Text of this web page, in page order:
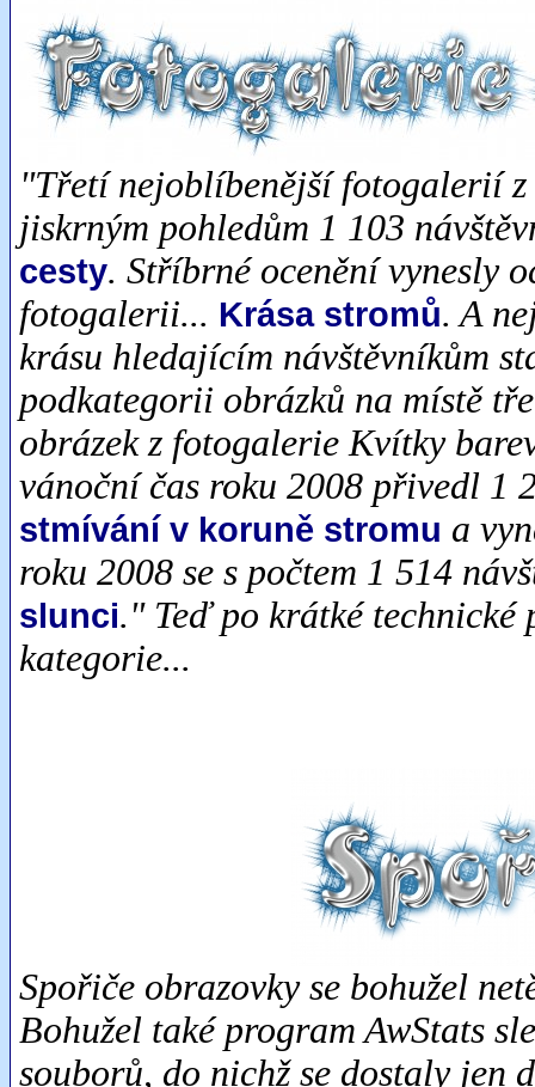
"Třetí nejoblíbenější fotogalerií
jiskrným pohledům 1 103
cesty. Stříbrné ocenění vynesly
fotogalerii... Krása stromů. A
krásu hledajícím návštěvníkům
podkategorii obrázků na místě
obrázek z fotogalerie Kvítky
vánoční čas roku 2008 přivedl 1
stmívání v koruně stromu a
roku 2008 se s počtem 1 514
slunci." Teď po krátké technické
kategorie...
Spořiče obrazovky se bohužel
Bohužel také program AwStats
souborů, do nichž se dostaly jen